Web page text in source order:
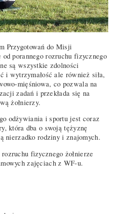
Przygotowań do Misji
porannego rozruchu fizycznego
są wszystkie zdolności
i wytrzymałość ale również siła,
mięśniowa, co pozwala na
zadań i przekłada się na
żołnierzy.
odżywiania i sportu jest coraz
która dba o swoją tężyznę
nierzadko rodziny i znajomych.
fizycznego żołnierze
zajęciach z WF-u.